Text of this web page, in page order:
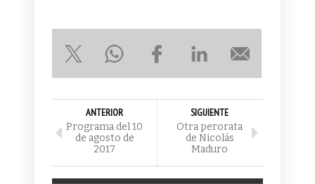
ANTERIOR
Programa del 10
de agosto de
2017
SIGUIENTE
Otra perorata
de Nicolás
Maduro